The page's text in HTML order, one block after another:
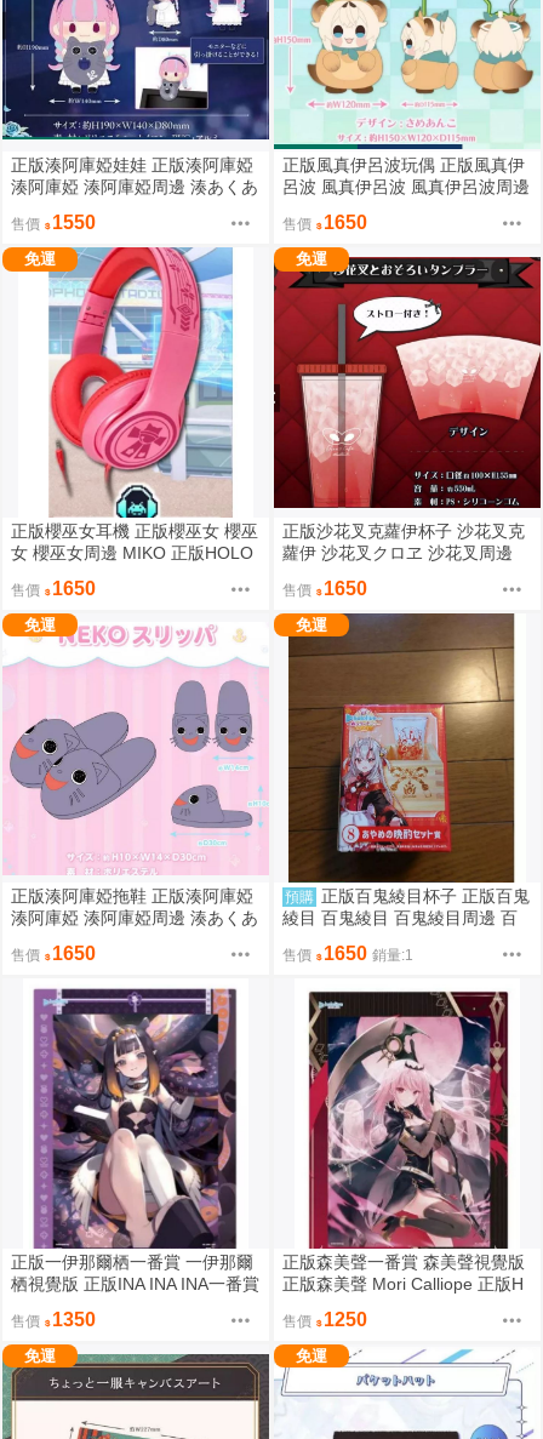
正版湊阿庫婭娃娃 正版湊阿庫婭
湊阿庫婭 湊阿庫婭周邊 湊あくあ
售價 1550
正版風真伊呂波玩偶 正版風真伊
呂波 風真伊呂波 風真伊呂波周邊
OLIVE周邊
售價 1650
免運
正版櫻巫女耳機 正版櫻巫女 櫻巫
女 櫻巫女周邊 MIKO 正版HOLO
售價 1650
免運
正版沙花叉克蘿伊杯子 沙花叉克
蘿伊 沙花叉クロヱ 沙花叉周邊
VE周邊
售價 1650
免運
正版湊阿庫婭拖鞋 正版湊阿庫婭
湊阿庫婭 湊阿庫婭周邊 湊あくあ
阿夸
售價 1650
免運
預購 正版百鬼綾目杯子 正版百鬼
綾目 百鬼綾目 百鬼綾目周邊 百
邊 百鬼組
售價 1650 銷量:1
正版一伊那爾栖一番賞 一伊那爾
栖視覺版 正版INA INA INA一番賞
賞
售價 1350
正版森美聲一番賞 森美聲視覺版
正版森美聲 Mori Calliope 正版H
售價 1250
免運 免運